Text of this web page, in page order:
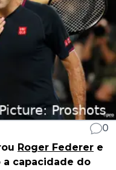
0
Roger Federer e
a capacidade do